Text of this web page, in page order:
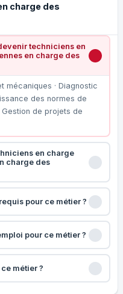
charge des
techniciens en
en charge des
mécaniques · Diagnostic
des normes de
de projets de
en charge
charge des
pour ce métier ?
pour ce métier ?
métier ?